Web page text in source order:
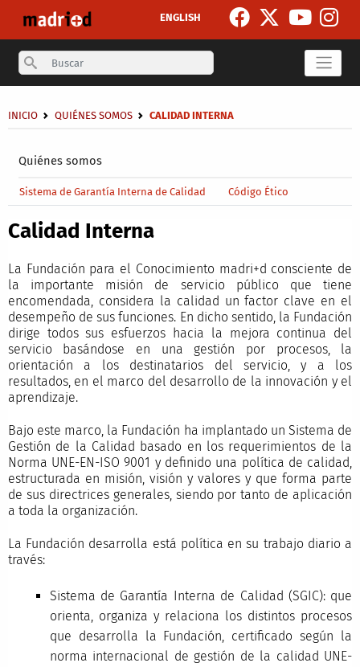
ENGLISH
Search
Quiénes somos
Sobrescribir enlaces de ayuda a la navegación
INICIO QUIÉNES SOMOS CALIDAD INTERNA
Main menu level 4
Sistema de Garantía Interna de Calidad Código Ético
Calidad Interna
La Fundación para el Conocimiento madri+d consciente de
la importante misión de servicio público que tiene
encomendada, considera la calidad un factor clave en el
desempeño de sus funciones. En dicho sentido, la Fundación
dirige todos sus esfuerzos hacia la mejora continua del
servicio basándose en una gestión por procesos, la
orientación a los destinatarios del servicio, y a los
resultados, en el marco del desarrollo de la innovación y el
aprendizaje.
Bajo este marco, la Fundación ha implantado un Sistema de
Gestión de la Calidad basado en los requerimientos de la
Norma UNE-EN-ISO 9001 y definido una política de calidad,
estructurada en misión, visión y valores y que forma parte
de sus directrices generales, siendo por tanto de aplicación
a toda la organización.
La Fundación desarrolla está política en su trabajo diario a
través:
Sistema de Garantía Interna de Calidad (SGIC): que
orienta, organiza y relaciona los distintos procesos
que desarrolla la Fundación, certificado según la
norma internacional de gestión de la calidad UNE-